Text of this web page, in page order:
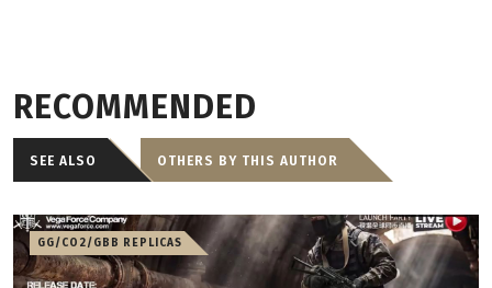
RECOMMENDED
SEE ALSO OTHERS BY THIS AUTHOR
GG/CO2/GBB REPLICAS